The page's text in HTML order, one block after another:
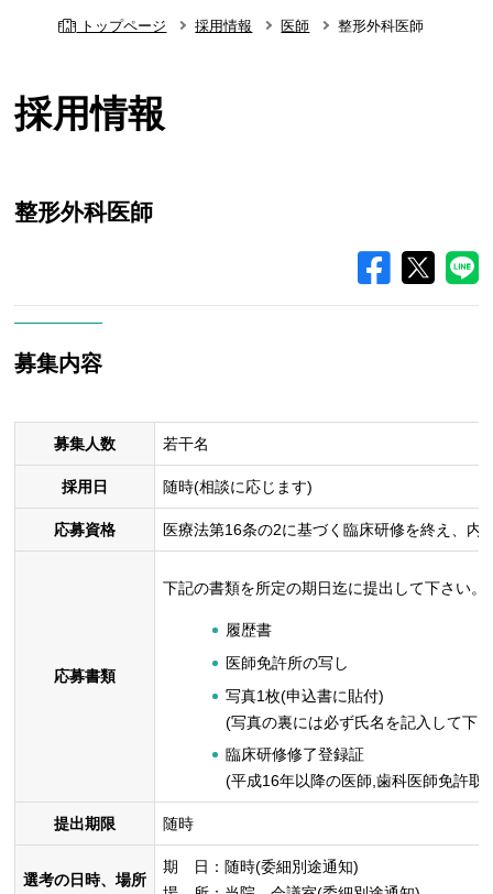
トップページ 採用情報 医師 整形外科医師
採用情報
整形外科医師
募集内容
募集人数 若干名
採用日 随時(相談に応じます)
応募資格 医療法第16条の2に基づく臨床研修を終え、内
応募書類
下記の書類を所定の期日迄に提出して下さい。
履歴書
医師免許所の写し
写真1枚(申込書に貼付)
(写真の裏には必ず氏名を記入して下
臨床研修修了登録証
(平成16年以降の医師,歯科医師免許取
提出期限 随時
選考の日時、場所
期 日：随時(委細別途通知)